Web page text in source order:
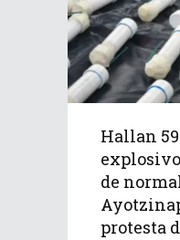
Hallan
de
protesta